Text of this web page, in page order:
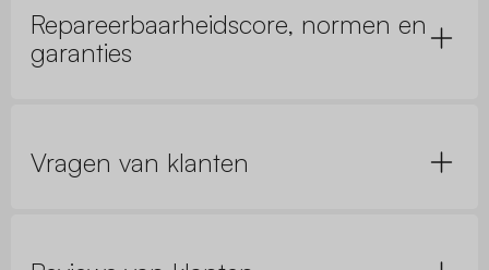
Repareerbaarheidscore, normen en
garanties
Vragen van klanten